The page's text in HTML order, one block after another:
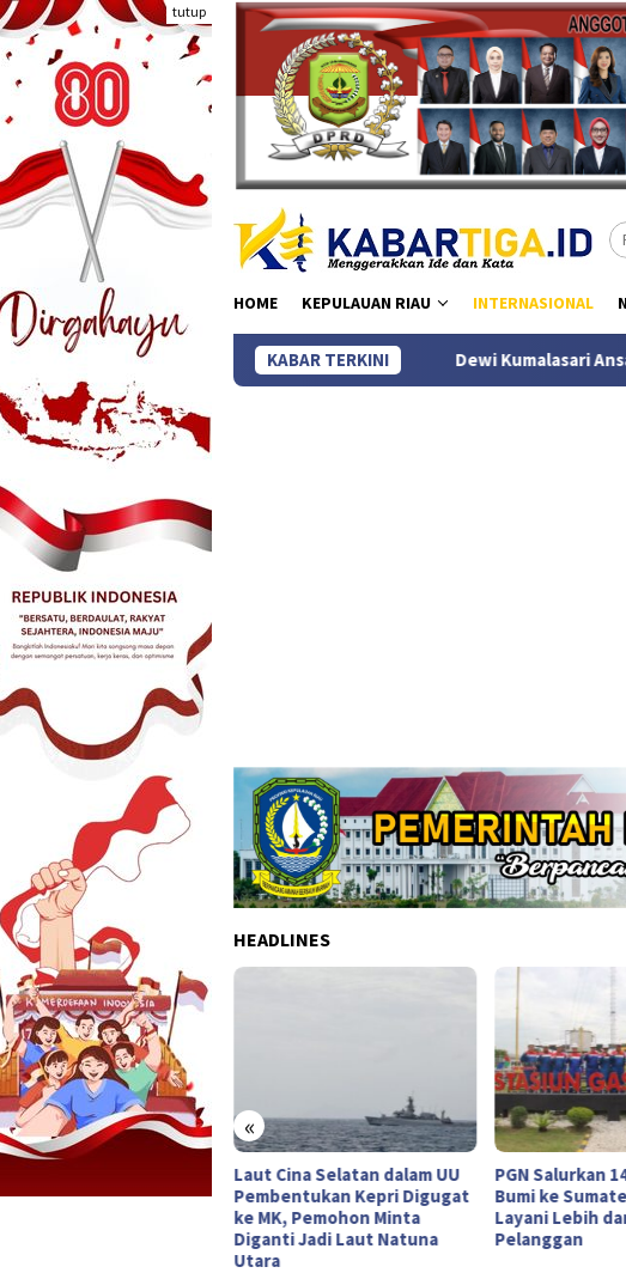
Loncat
ke
konten
tutup
HOME KEPULAUAN RIAU INTERNASIONAL
KABAR TERKINI
Dewi Kumalasari Ansar Bagikan
HEADLINES
«
Laut Cina Selatan dalam UU
Pembentukan Kepri Digugat
ke MK, Pemohon Minta
Diganti Jadi Laut Natuna
Utara
PGN Salurkan
Bumi ke
Layani Lebih
Pelanggan